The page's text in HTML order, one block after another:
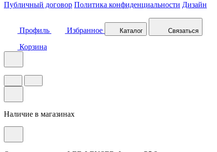
Публичный договор Политика конфиденциальности Дизайн
Профиль Избранное Каталог Связаться
Корзина
Наличие в магазинах